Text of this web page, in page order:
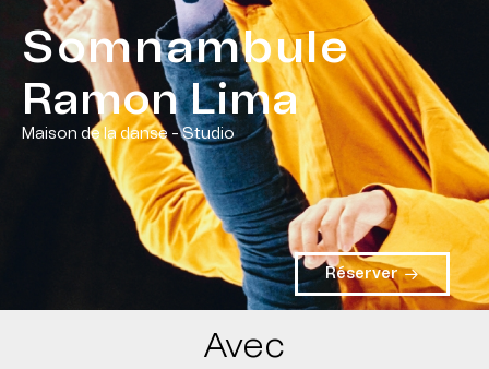
Somnambule
Ramon Lima
Maison de la danse - Studio
Réserver
Avec